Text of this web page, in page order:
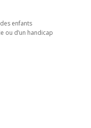
enfants
ou d’un handicap